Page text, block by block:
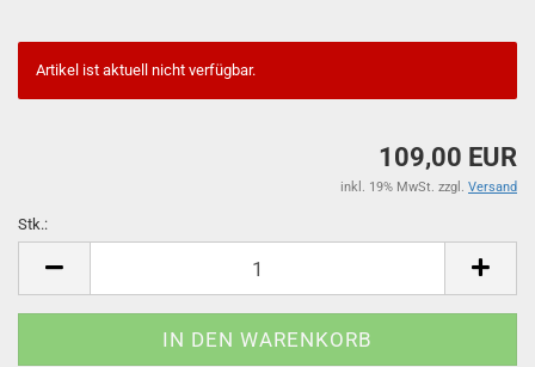
Artikel ist aktuell nicht verfügbar.
109,00 EUR
inkl. 19% MwSt. zzgl. Versand
Stk.: